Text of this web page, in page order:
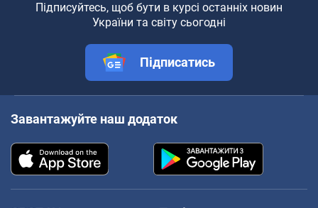
Підписуйтесь, щоб бути в курсі останніх новин
України та світу сьогодні
Підписатись
Завантажуйте наш додаток